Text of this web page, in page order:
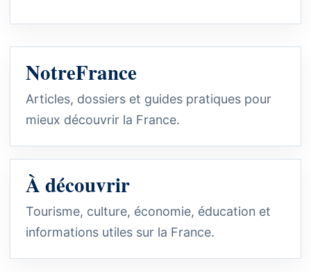
NotreFrance
Articles, dossiers et guides pratiques pour
mieux découvrir la France.
À découvrir
Tourisme, culture, économie, éducation et
informations utiles sur la France.